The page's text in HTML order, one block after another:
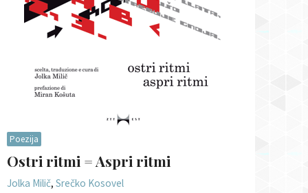
Poezija
Ostri ritmi = Aspri ritmi
Jolka Milič, Srečko Kosovel